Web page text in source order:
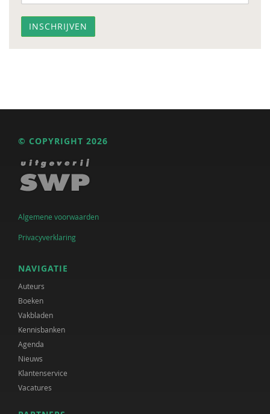
© COPYRIGHT 2026
Algemene voorwaarden
Privacyverklaring
NAVIGATIE
Auteurs
Boeken
Vakbladen
Kennisbanken
Agenda
Nieuws
Klantenservice
Vacatures